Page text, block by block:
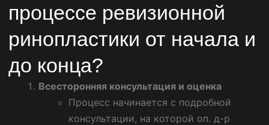
процессе ревизионной
ринопластики от начала и
до конца?
Всесторонняя консультация и оценка
Процесс начинается с подробной
консультации, на которой оп. д-р